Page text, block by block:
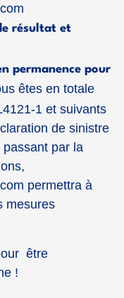
résultat et
permanence pour
êtes en totale
1 et suivants
de sinistre
passant par la
permettra à
mesures
être
!